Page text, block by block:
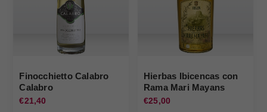
Finocchietto Calabro
Calabro
€21,40
Hierbas Ibicencas con
Rama Mari Mayans
€25,00